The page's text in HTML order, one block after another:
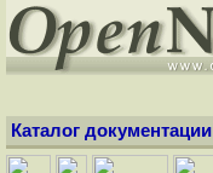
Каталог документации